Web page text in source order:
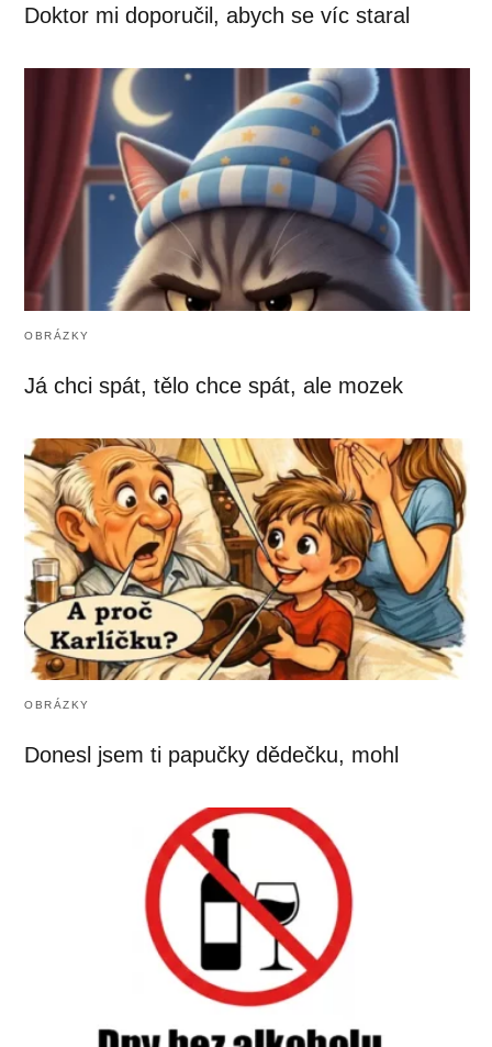
Doktor mi doporučil, abych se víc staral
OBRÁZKY
Já chci spát, tělo chce spát, ale mozek
OBRÁZKY
Donesl jsem ti papučky dědečku, mohl